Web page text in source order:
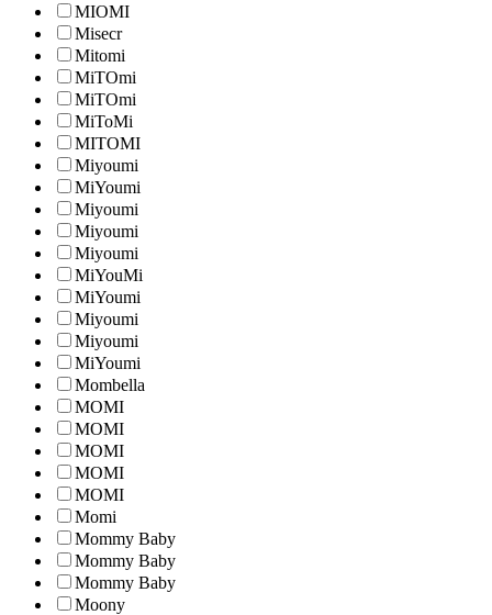
MIOMI
Misecr
Mitomi
MiTOmi
MiTOmi
MiToMi
MITOMI
Miyoumi
MiYoumi
Miyoumi
Miyoumi
Miyoumi
MiYouMi
MiYoumi
Miyoumi
Miyoumi
MiYoumi
Mombella
MOMI
MOMI
MOMI
MOMI
MOMI
Momi
Mommy Baby
Mommy Baby
Mommy Baby
Moony